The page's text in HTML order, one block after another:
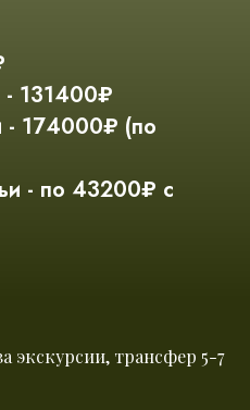
- 131400₽
- 174000₽ (по
- по 43200₽ с
экскурсии, трансфер 5-7